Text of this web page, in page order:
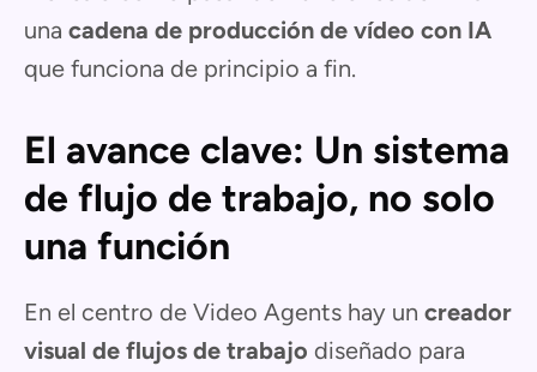
una cadena de producción de vídeo con IA
que funciona de principio a fin.
El avance clave: Un sistema
de flujo de trabajo, no solo
una función
En el centro de Video Agents hay un creador
visual de flujos de trabajo diseñado para